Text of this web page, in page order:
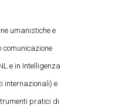
umanistiche e
comunicazione
e in Intelligenza
internazionali) e
pratici di